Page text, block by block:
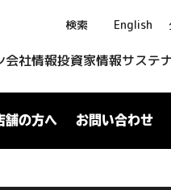
検索 English
会社情報投資家情報サステ
舗の方へ お問い合わせ